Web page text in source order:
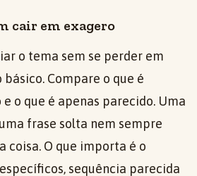
cair em exagero
o tema sem se perder em
Compare o que é
o que é apenas parecido. Uma
frase solta nem sempre
coisa. O que importa é o
sequência parecida